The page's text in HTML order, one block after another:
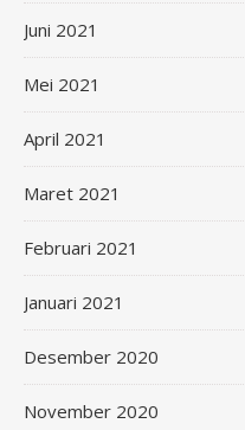
Juni 2021
Mei 2021
April 2021
Maret 2021
Februari 2021
Januari 2021
Desember 2020
November 2020